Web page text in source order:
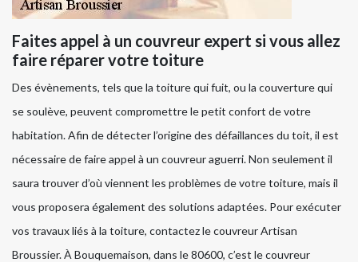
Faites appel à un couvreur expert si vous allez
faire réparer votre toiture
Des évènements, tels que la toiture qui fuit, ou la couverture qui
se soulève, peuvent compromettre le petit confort de votre
habitation. Afin de détecter l’origine des défaillances du toit, il est
nécessaire de faire appel à un couvreur aguerri. Non seulement il
saura trouver d’où viennent les problèmes de votre toiture, mais il
vous proposera également des solutions adaptées. Pour exécuter
vos travaux liés à la toiture, contactez le couvreur Artisan
Broussier. À Bouquemaison, dans le 80600, c’est le couvreur